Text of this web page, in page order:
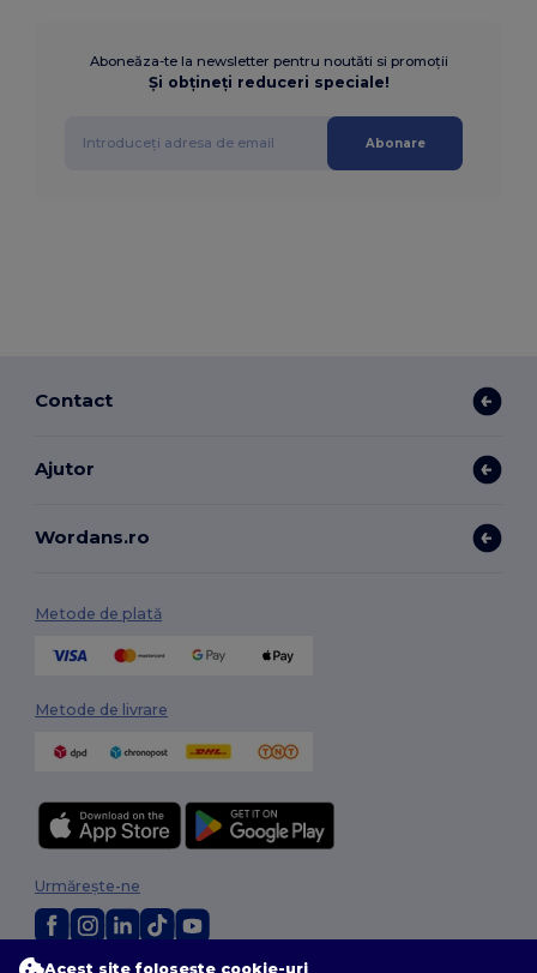
Aboneăza-te la newsletter pentru noutăti si promoții
Și obțineți reduceri speciale!
Abonare
Contact
Ajutor
Wordans.ro
Metode de plată
Metode de livrare
Urmărește-ne
Acest site folosește cookie-uri